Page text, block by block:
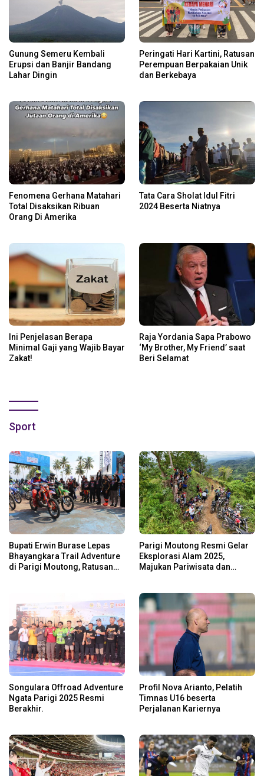
Gunung Semeru Kembali
Erupsi dan Banjir Bandang
Lahar Dingin
Peringati Hari Kartini, Ratusan
Perempuan Berpakaian Unik
dan Berkebaya
Fenomena Gerhana Matahari
Total Disaksikan Ribuan
Orang Di Amerika
Tata Cara Sholat Idul Fitri
2024 Beserta Niatnya
Ini Penjelasan Berapa
Minimal Gaji yang Wajib Bayar
Zakat!
Raja Yordania Sapa Prabowo
‘My Brother, My Friend’ saat
Beri Selamat
Sport
Bupati Erwin Burase Lepas
Bhayangkara Trail Adventure
di Parigi Moutong, Ratusan
Parigi Moutong Resmi Gelar
Eksplorasi Alam 2025,
Majukan Pariwisata dan
Songulara Offroad Adventure
Ngata Parigi 2025 Resmi
Berakhir.
Profil Nova Arianto, Pelatih
Timnas U16 beserta
Perjalanan Kariernya